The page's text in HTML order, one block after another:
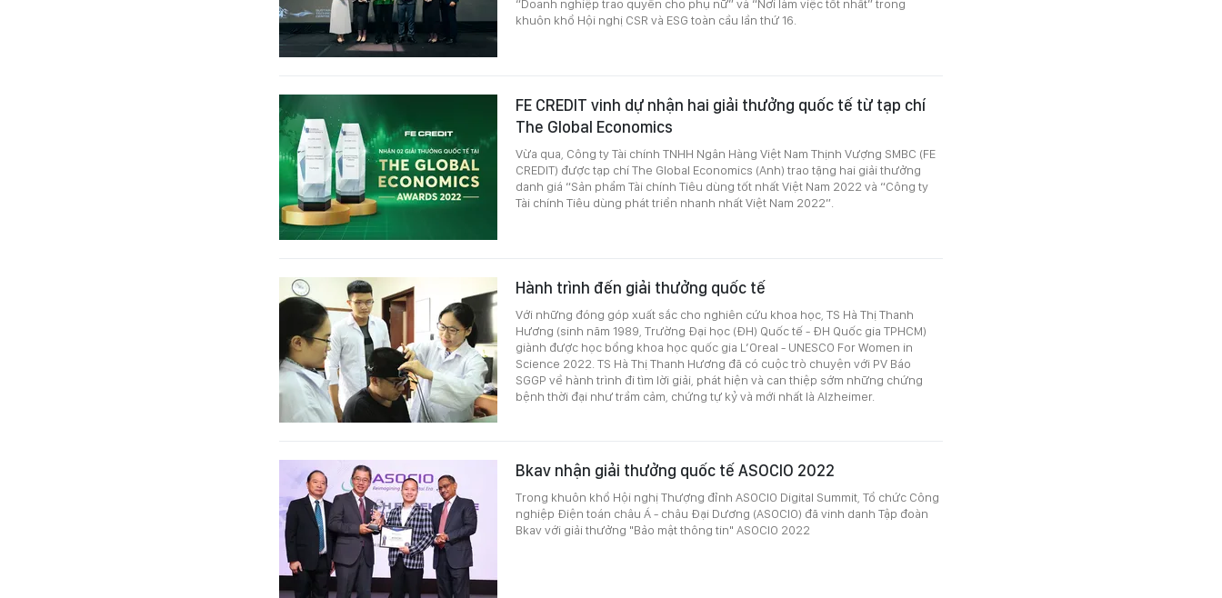
“Doanh nghiệp trao quyền cho phụ nữ” và “Nơi làm việc tốt nhất” trong
khuôn khổ Hội nghị CSR và ESG toàn cầu lần thứ 16.
FE CREDIT vinh dự nhận hai giải thưởng quốc tế từ tạp chí
The Global Economics
Vừa qua, Công ty Tài chính TNHH Ngân Hàng Việt Nam Thịnh Vượng SMBC (FE
CREDIT) được tạp chí The Global Economics (Anh) trao tặng hai giải thưởng
danh giá “Sản phẩm Tài chính Tiêu dùng tốt nhất Việt Nam 2022 và “Công ty
Tài chính Tiêu dùng phát triển nhanh nhất Việt Nam 2022”.
Hành trình đến giải thưởng quốc tế
Với những đóng góp xuất sắc cho nghiên cứu khoa học, TS Hà Thị Thanh
Hương (sinh năm 1989, Trường Đại học (ĐH) Quốc tế - ĐH Quốc gia TPHCM)
giành được học bổng khoa học quốc gia L’Oreal - UNESCO For Women in
Science 2022. TS Hà Thị Thanh Hương đã có cuộc trò chuyện với PV Báo
SGGP về hành trình đi tìm lời giải, phát hiện và can thiệp sớm những chứng
bệnh thời đại như trầm cảm, chứng tự kỷ và mới nhất là Alzheimer.
Bkav nhận giải thưởng quốc tế ASOCIO 2022
Trong khuôn khổ Hội nghị Thượng đỉnh ASOCIO Digital Summit, Tổ chức Công
nghiệp Điện toán châu Á - châu Đại Dương (ASOCIO) đã vinh danh Tập đoàn
Bkav với giải thưởng "Bảo mật thông tin" ASOCIO 2022